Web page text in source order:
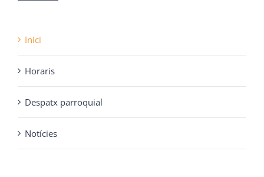
Inici
Horaris
Despatx parroquial
Notícies